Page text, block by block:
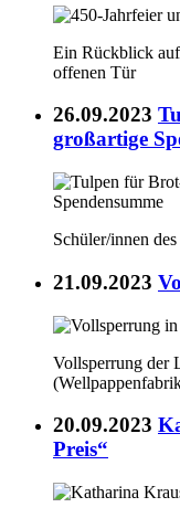
Ein Rückblick auf
offenen Tür
26.09.2023
großartige
Schüler/innen
21.09.2023
Vollsperrung der
20.09.2023
Preis“